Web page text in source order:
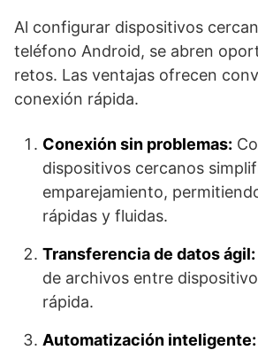
Al configurar dispositivos
teléfono Android, se abren
retos. Las ventajas ofrecen
conexión rápida.
Conexión sin problemas:
dispositivos cercanos
emparejamiento,
rápidas y fluidas.
Transferencia de datos ágil:
de archivos entre
rápida.
Automatización inteligente: